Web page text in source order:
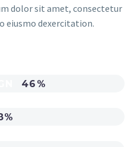
dolor sit amet, consectetur
eiusmo dexercitation.
46%